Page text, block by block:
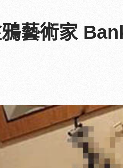
藝術家